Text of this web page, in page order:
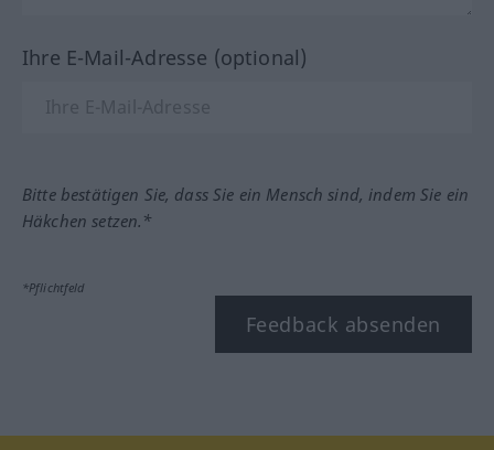
Ihre E-Mail-Adresse (optional)
Bitte bestätigen Sie, dass Sie ein Mensch sind, indem Sie ein
Häkchen setzen.*
*Pflichtfeld
Feedback absenden